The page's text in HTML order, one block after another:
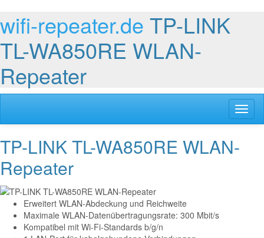
wifi-repeater.de TP-LINK
TL-WA850RE WLAN-
Repeater
TP-LINK TL-WA850RE WLAN-
Repeater
Erweitert WLAN-Abdeckung und Reichweite
Maximale WLAN-Datenübertragungsrate: 300 Mbit/s
Kompatibel mit Wi-Fi-Standards b/g/n